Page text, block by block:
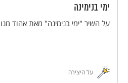
ימי בנימינה
על השיר "ימי בנימינה" מאת אהוד
על היצירה